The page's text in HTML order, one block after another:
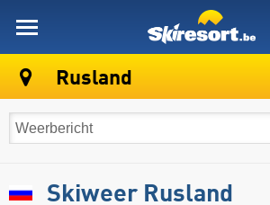
Rusland
Skiweer Rusland